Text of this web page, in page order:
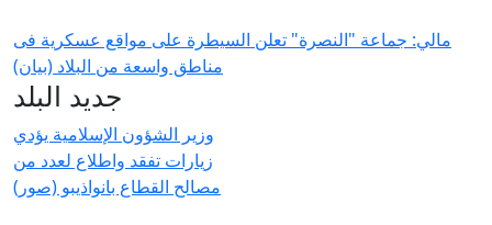
مالي: جماعة "النصرة" تعلن السيطرة على مواقع عسكرية فى
مناطق واسعة من البلاد (بيان)
جديد البلد
وزير الشؤون الإسلامية يؤدي
زيارات تفقد واطلاع لعدد من
مصالح القطاع بانواذيبو (صور)